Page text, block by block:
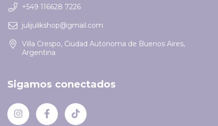
+549 116628 7226
julijulikshop@gmail.com
Villa Crespo, Ciudad Autonoma de Buenos Aires,
Argentina
Sigamos conectados